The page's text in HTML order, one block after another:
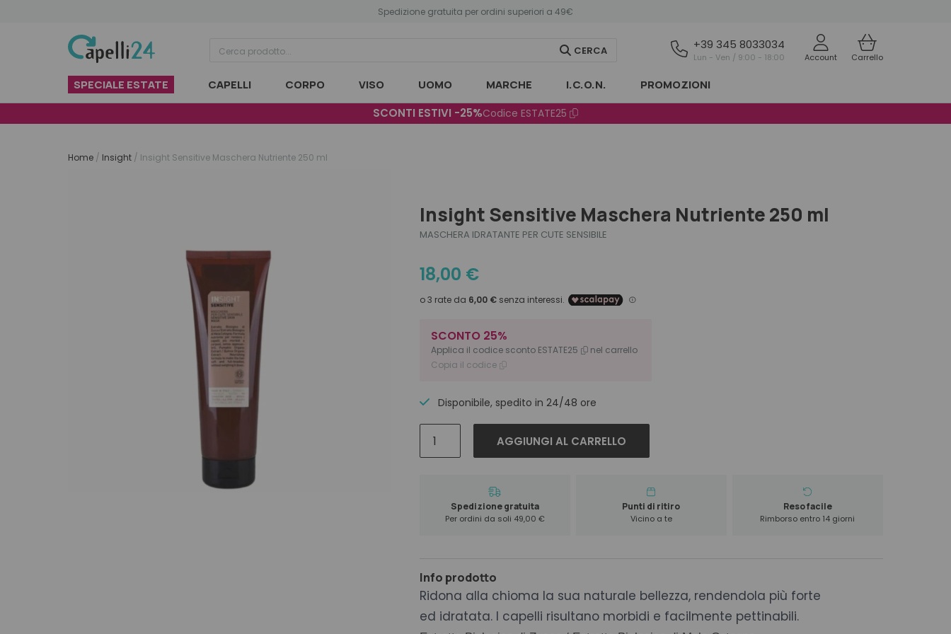
Spedizione gratuita per ordini superiori a 49€
CERCA +39 345 8033034
Lun - Ven / 9:00 - 18:00 Account Carrello
SPECIALE ESTATE CAPELLI CORPO VISO UOMO MARCHE I.C.O.N.
PROMOZIONI
SCONTI ESTIVI -25%Codice ESTATE25
Home / Insight / Insight Sensitive Maschera Nutriente 250 ml
Insight Sensitive Maschera Nutriente 250 ml
MASCHERA IDRATANTE PER CUTE SENSIBILE
18,00 €
SCONTO 25%
Applica il codice sconto ESTATE25
nel carrello
Copia il codice
Disponibile, spedito in 24/48 ore
Sensitive
AGGIUNGI AL CARRELLO
Spedizione gratuita
Per ordini da soli 49,00 €
Punti di ritiro
Vicino a te
Reso facile
Rimborso entro 14 giorni
Info prodotto
Ridona alla chioma la sua naturale bellezza, rendendola più forte
ed idratata. I capelli risultano morbidi e facilmente pettinabili.